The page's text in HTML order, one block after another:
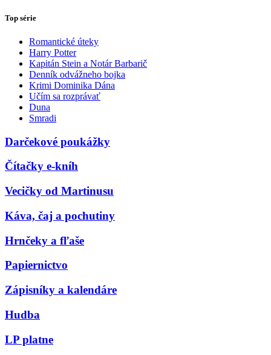
Top série
Romantické úteky
Harry Potter
Kapitán Stein a Notár Barbarič
Denník odvážneho bojka
Krimi Dominika Dána
Učím sa rozprávať
Duna
Smradi
Darčekové poukážky
Čítačky e-kníh
Vecičky od Martinusu
Káva, čaj a pochutiny
Hrnčeky a fľaše
Papiernictvo
Zápisníky a kalendáre
Hudba
LP platne